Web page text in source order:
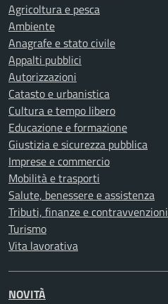
Agricoltura e pesca
Ambiente
Anagrafe e stato civile
Appalti pubblici
Autorizzazioni
Catasto e urbanistica
Cultura e tempo libero
Educazione e formazione
Giustizia e sicurezza pubblica
Imprese e commercio
Mobilità e trasporti
Salute, benessere e assistenza
Tributi, finanze e contravvenzioni
Turismo
Vita lavorativa
NOVITÀ